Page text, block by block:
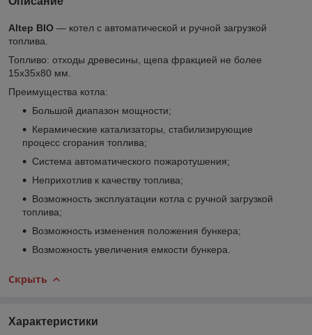
Altep BIO — котел с автоматической и ручной загрузкой
топлива.
Топливо: отходы древесины, щепа фракцией не более
15х35х80 мм.
Преимущества котла:
Большой диапазон мощности;
Керамические катализаторы, стабилизирующие
процесс сгорания топлива;
Система автоматического пожаротушения;
Неприхотлив к качеству топлива;
Возможность эксплуатации котла с ручной загрузкой
топлива;
Возможность изменения положения бункера;
Возможность увеличения емкости бункера.
Скрыть
Характеристики